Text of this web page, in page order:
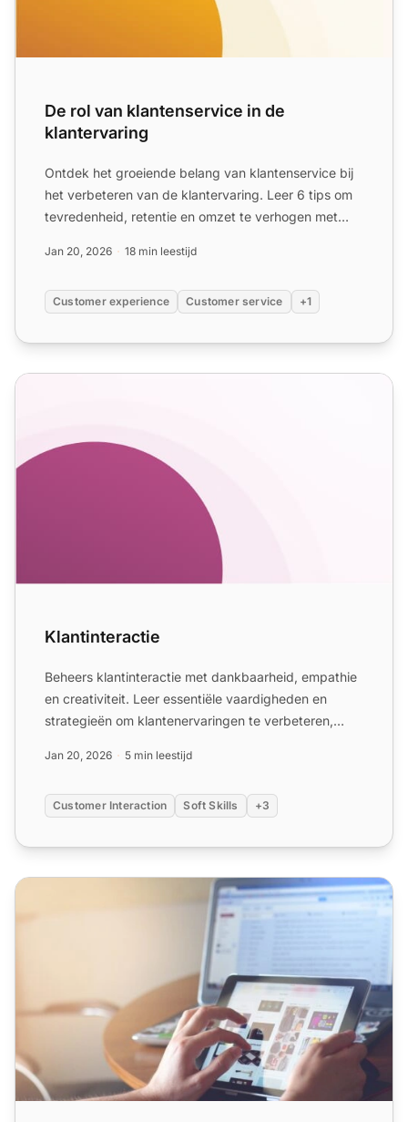
De rol van klantenservice in de
klantervaring
Ontdek het groeiende belang van klantenservice bij
het verbeteren van de klantervaring. Leer 6 tips om
tevredenheid, retentie en omzet te verhogen met
Jan 20, 2026 18 min leestijd
Customer experience Customer service +1
Klantinteractie
Klantinteractie
Beheers klantinteractie met dankbaarheid, empathie
en creativiteit. Leer essentiële vaardigheden en
strategieën om klantenervaringen te verbeteren,
Jan 20, 2026 5 min leestijd
Customer Interaction Soft Skills +3
6 manieren om met klanten in contact te komen op